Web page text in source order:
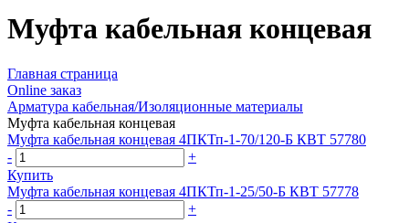
Муфта кабельная концевая
Главная страница
Оnline заказ
Арматура кабельная/Изоляционные материалы
Муфта кабельная концевая
Муфта кабельная концевая 4ПКТп-1-70/120-Б КВТ 57780
-
+
Купить
Муфта кабельная концевая 4ПКТп-1-25/50-Б КВТ 57778
-
+